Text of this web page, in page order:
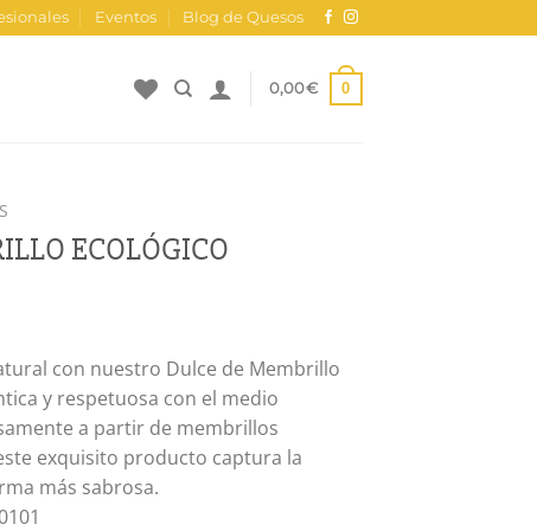
Eventos Blog de Quesos
0,00€ 0
ECOLÓGICO
con nuestro Dulce de Membrillo
y respetuosa con el medio
a partir de membrillos
exquisito producto captura la
más sabrosa.